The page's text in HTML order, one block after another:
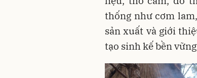
thống như cơm
sản xuất và giới
tạo sinh kế bền